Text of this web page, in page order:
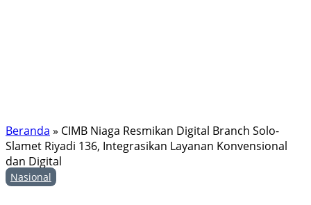
Beranda » CIMB Niaga Resmikan Digital Branch Solo-
Slamet Riyadi 136, Integrasikan Layanan Konvensional
dan Digital
Nasional